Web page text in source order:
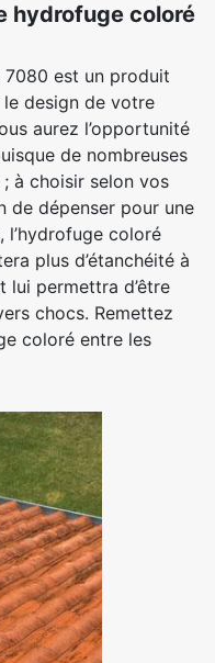
hydrofuge coloré
7080 est un produit
design de votre
aurez l’opportunité
de nombreuses
à choisir selon vos
de dépenser pour une
l’hydrofuge coloré
plus d’étanchéité à
permettra d’être
chocs. Remettez
coloré entre les